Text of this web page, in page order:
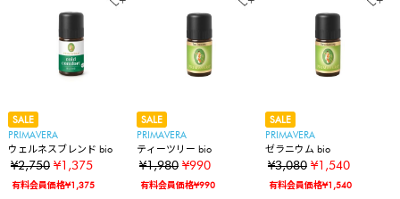
SALE
PRIMAVERA
ウェルネスブレンド bio
¥2,750 ¥1,375
有料会員価格¥1,375
SALE
PRIMAVERA
ティーツリー bio
¥1,980 ¥990
有料会員価格¥990
SALE
PRIMAVERA
ゼラニウム bio
¥3,080 ¥1,540
有料会員価格¥1,540